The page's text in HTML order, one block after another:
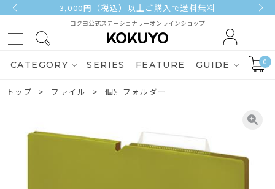
3,000円（税込）以上ご購入で送料無料
コクヨ公式ステーショナリーオンラインショップ
CATEGORY SERIES FEATURE GUIDE 0
トップ ファイル 個別フォルダー